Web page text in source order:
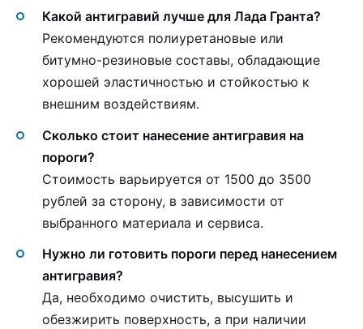
Какой антигравий лучше для Лада Гранта?
Рекомендуются полиуретановые или
битумно-резиновые составы, обладающие
хорошей эластичностью и стойкостью к
внешним воздействиям.
Сколько стоит нанесение антигравия на
пороги?
Стоимость варьируется от 1500 до 3500
рублей за сторону, в зависимости от
выбранного материала и сервиса.
Нужно ли готовить пороги перед нанесением
антигравия?
Да, необходимо очистить, высушить и
обезжирить поверхность, а при наличии